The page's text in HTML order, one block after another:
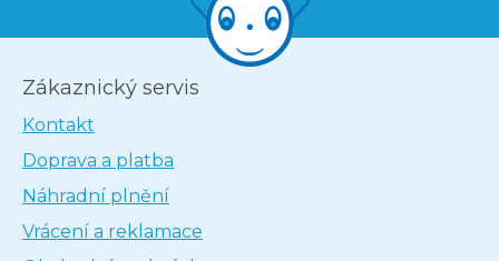
Zákaznický servis
Kontakt
Doprava a platba
Náhradní plnění
Vrácení a reklamace